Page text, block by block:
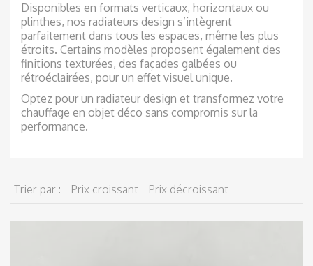
Valider
Disponibles en formats verticaux, horizontaux ou
plinthes, nos radiateurs design s’intègrent
parfaitement dans tous les espaces, même les plus
étroits. Certains modèles proposent également des
finitions texturées, des façades galbées ou
rétroéclairées, pour un effet visuel unique.
Optez pour un radiateur design et transformez votre
chauffage en objet déco sans compromis sur la
performance.
Trier par : Prix croissant Prix décroissant